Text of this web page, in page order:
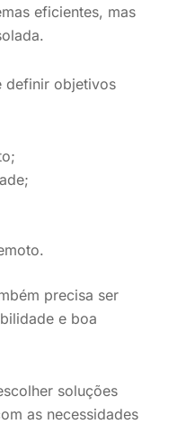
eficientes, mas
definir objetivos
precisa ser
e boa
soluções
as necessidades